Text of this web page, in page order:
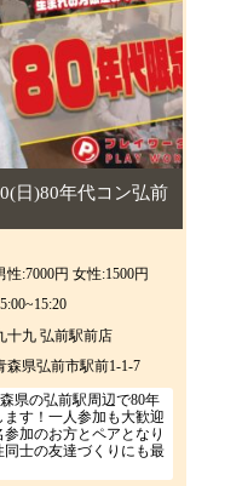
日)80年代コン弘前
性:7000円 女性:1500円
十九 弘前駅前店
森県弘前市駅前1-1-7
県の弘前駅周辺で80年
す！一人参加も大歓迎
加のお方とペアとなり
同士の友達づくりにも最